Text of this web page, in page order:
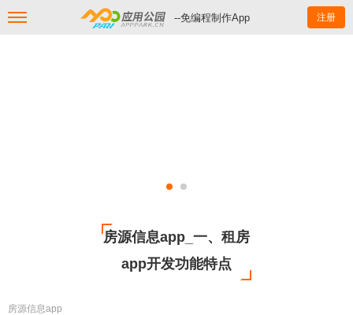
--免编程制作App 注册
房源信息app_一、租房
app开发功能特点
房源信息app